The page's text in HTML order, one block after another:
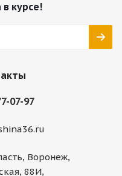
в курсе!
07-97
Воронеж,
88И,